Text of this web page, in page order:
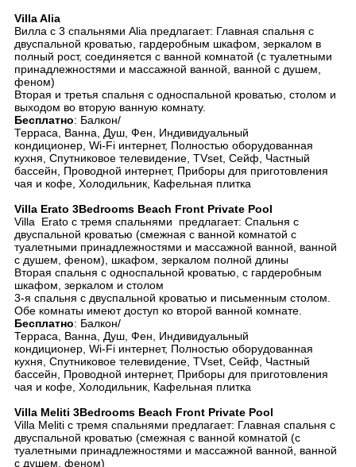
Villa Alia
Вилла с 3 спальнями Alia предлагает: Главная спальня с
двуспальной кроватью, гардеробным шкафом, зеркалом в
полный рост, соединяется с ванной комнатой (с туалетными
принадлежностями и массажной ванной, ванной с душем,
феном)
Вторая и третья спальня с односпальной кроватью, столом и
выходом во вторую ванную комнату.
Бесплатно: Балкон/
Терраса, Ванна, Душ, Фен, Индивидуальный
кондиционер, Wi-Fi интернет, Полностью оборудованная
кухня, Спутниковое телевидение, TVset, Сейф, Частный
бассейн, Проводной интернет, Приборы для приготовления
чая и кофе, Холодильник, Кафельная плитка
Villa Erato 3Bedrooms Beach Front Private Pool
Villa Erato с тремя спальнями предлагает: Спальня с
двуспальной кроватью (смежная с ванной комнатой с
туалетными принадлежностями и массажной ванной, ванной
с душем, феном), шкафом, зеркалом полной длины
Вторая спальня с односпальной кроватью, с гардеробным
шкафом, зеркалом и столом
3-я спальня с двуспальной кроватью и письменным столом.
Обе комнаты имеют доступ ко второй ванной комнате.
Бесплатно: Балкон/
Терраса, Ванна, Душ, Фен, Индивидуальный
кондиционер, Wi-Fi интернет, Полностью оборудованная
кухня, Спутниковое телевидение, TVset, Сейф, Частный
бассейн, Проводной интернет, Приборы для приготовления
чая и кофе, Холодильник, Кафельная плитка
Villa Meliti 3Bedrooms Beach Front Private Pool
Villa Meliti с тремя спальнями предлагает: Главная спальня с
двуспальной кроватью (смежная с ванной комнатой (с
туалетными принадлежностями и массажной ванной, ванной
с душем, феном)